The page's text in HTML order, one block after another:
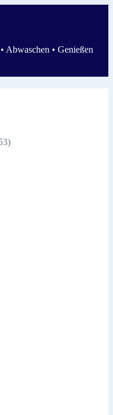
Abwaschen • Genießen